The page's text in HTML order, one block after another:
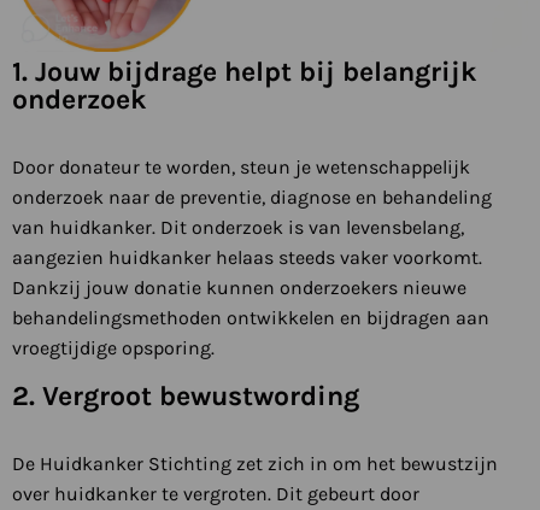
1. Jouw bijdrage helpt bij belangrijk
onderzoek
Door donateur te worden, steun je wetenschappelijk
onderzoek naar de preventie, diagnose en behandeling
van huidkanker. Dit onderzoek is van levensbelang,
aangezien huidkanker helaas steeds vaker voorkomt.
Dankzij jouw donatie kunnen onderzoekers nieuwe
behandelingsmethoden ontwikkelen en bijdragen aan
vroegtijdige opsporing.
2. Vergroot bewustwording
De Huidkanker Stichting zet zich in om het bewustzijn
over huidkanker te vergroten. Dit gebeurt door